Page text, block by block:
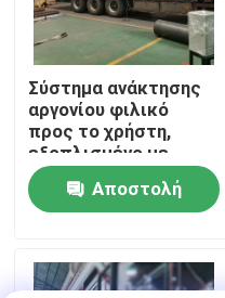
Επικοινωνήστε μαζί
Ειδήσεις
Ζητήστε μια προσφορά
Παραγωγοί αζώτου
Γεννήτρια αζώτου
Σύστημα ανάκτησης
αργονίου φιλικό
προς το χρήστη,
εξοπλισμένο με
τηλεοπτική οθόνη
Αποστολή